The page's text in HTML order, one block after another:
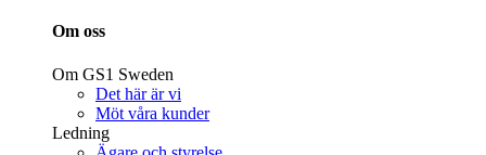
Om oss
Om GS1 Sweden
Det här är vi
Möt våra kunder
Ledning